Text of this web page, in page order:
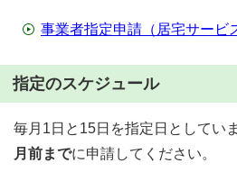
事業者指定申請（居宅サービ
指定のスケジュール
毎月1日と15日を指定日としていま
月前までに申請してください。